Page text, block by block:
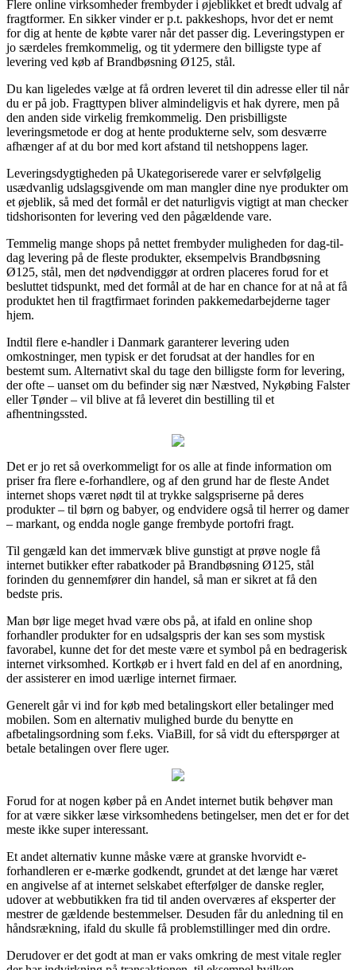
Flere online virksomheder frembyder i øjeblikket et bredt udvalg af
fragtformer. En sikker vinder er p.t. pakkeshops, hvor det er nemt
for dig at hente de købte varer når det passer dig. Leveringstypen er
jo særdeles fremkommelig, og tit ydermere den billigste type af
levering ved køb af Brandbøsning Ø125, stål.
Du kan ligeledes vælge at få ordren leveret til din adresse eller til når
du er på job. Fragttypen bliver almindeligvis et hak dyrere, men på
den anden side virkelig fremkommelig. Den prisbilligste
leveringsmetode er dog at hente produkterne selv, som desværre
afhænger af at du bor med kort afstand til netshoppens lager.
Leveringsdygtigheden på Ukategoriserede varer er selvfølgelig
usædvanlig udslagsgivende om man mangler dine nye produkter om
et øjeblik, så med det formål er det naturligvis vigtigt at man checker
tidshorisonten for levering ved den pågældende vare.
Temmelig mange shops på nettet frembyder muligheden for dag-til-
dag levering på de fleste produkter, eksempelvis Brandbøsning
Ø125, stål, men det nødvendiggør at ordren placeres forud for et
besluttet tidspunkt, med det formål at de har en chance for at nå at få
produktet hen til fragtfirmaet forinden pakkemedarbejderne tager
hjem.
Indtil flere e-handler i Danmark garanterer levering uden
omkostninger, men typisk er det forudsat at der handles for en
bestemt sum. Alternativt skal du tage den billigste form for levering,
der ofte – uanset om du befinder sig nær Næstved, Nykøbing Falster
eller Tønder – vil blive at få leveret din bestilling til et
afhentningssted.
Det er jo ret så overkommeligt for os alle at finde information om
priser fra flere e-forhandlere, og af den grund har de fleste Andet
internet shops været nødt til at trykke salgspriserne på deres
produkter – til børn og babyer, og endvidere også til herrer og damer
– markant, og endda nogle gange frembyde portofri fragt.
Til gengæld kan det immervæk blive gunstigt at prøve nogle få
internet butikker efter rabatkoder på Brandbøsning Ø125, stål
forinden du gennemfører din handel, så man er sikret at få den
bedste pris.
Man bør lige meget hvad være obs på, at ifald en online shop
forhandler produkter for en udsalgspris der kan ses som mystisk
favorabel, kunne det for det meste være et symbol på en bedragerisk
internet virksomhed. Kortkøb er i hvert fald en del af en anordning,
der assisterer en imod uærlige internet firmaer.
Generelt går vi ind for køb med betalingskort eller betalinger med
mobilen. Som en alternativ mulighed burde du benytte en
afbetalingsordning som f.eks. ViaBill, for så vidt du efterspørger at
betale betalingen over flere uger.
Forud for at nogen køber på en Andet internet butik behøver man
for at være sikker læse virksomhedens betingelser, men det er for det
meste ikke super interessant.
Et andet alternativ kunne måske være at granske hvorvidt e-
forhandleren er e-mærke godkendt, grundet at det længe har været
en angivelse af at internet selskabet efterfølger de danske regler,
udover at webbutikken fra tid til anden overværes af eksperter der
mestrer de gældende bestemmelser. Desuden får du anledning til en
håndsrækning, ifald du skulle få problemstillinger med din ordre.
Derudover er det godt at man er vaks omkring de mest vitale regler